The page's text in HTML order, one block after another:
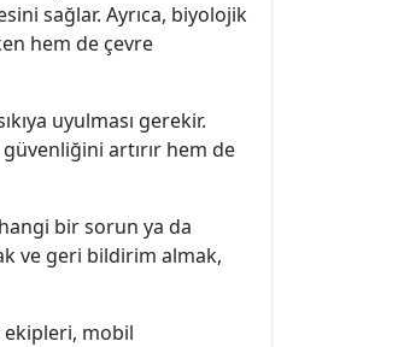
sağlar. Ayrıca, biyolojik
hem de çevre
uyulması gerekir.
artırır hem de
bir sorun ya da
ve geri bildirim almak,
mobil